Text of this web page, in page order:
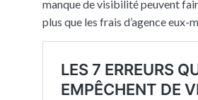
manque de visibilité peuvent
plus que les frais d’agence eux-